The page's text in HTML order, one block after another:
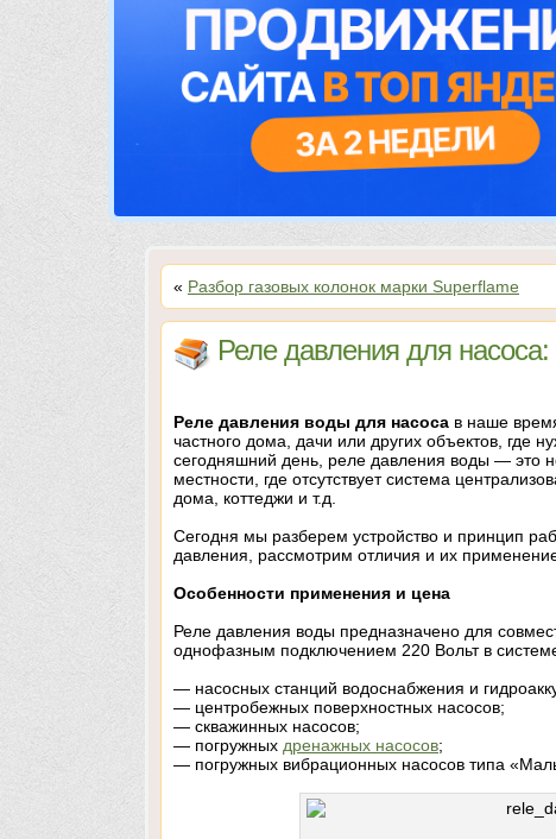
« Разбор газовых колонок марки Superflame
Реле давления для
Реле давления воды для насоса в наше
частного дома, дачи или других объектов, где
сегодняшний день, реле давления воды — это
местности, где отсутствует система
дома, коттеджи и т.д.
Сегодня мы разберем устройство и принцип
давления, рассмотрим отличия и их
Особенности применения и цена
Реле давления воды предназначено для
однофазным подключением 220 Вольт в
— насосных станций водоснабжения и
— центробежных поверхностных насосов;
— скважинных насосов;
— погружных дренажных насосов;
— погружных вибрационных насосов типа